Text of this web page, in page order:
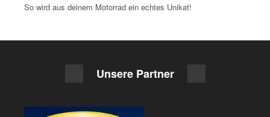
So wird aus deinem Motorrad ein echtes Unikat!
Unsere Partner